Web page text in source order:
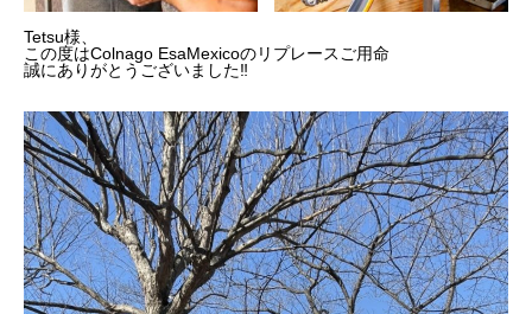
Tetsu様、
この度はColnago EsaMexicoのリプレースご用命
誠にありがとうございました‼